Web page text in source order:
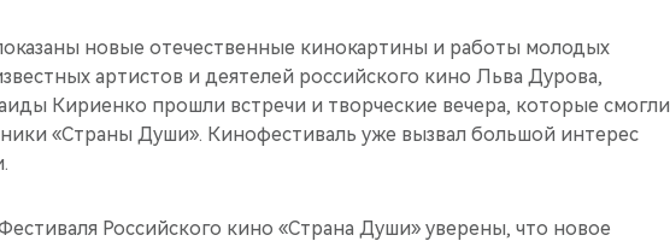
новые отечественные кинокартины и работы молодых
артистов и деятелей российского кино Льва Дурова,
Кириенко прошли встречи и творческие вечера, которые смогли
«Страны Души». Кинофестиваль уже вызвал большой интерес
Российского кино «Страна Души» уверены, что новое